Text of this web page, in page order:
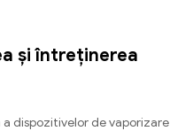
și întreținerea
dispozitivelor de vaporizare